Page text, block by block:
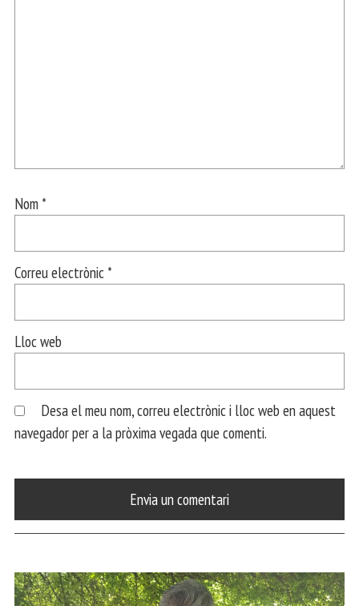
Nom *
Correu electrònic *
Lloc web
Desa el meu nom, correu electrònic i lloc web en aquest
navegador per a la pròxima vegada que comenti.